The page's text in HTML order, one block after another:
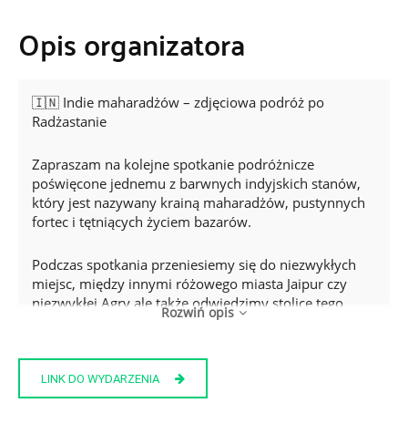
Opis organizatora
🇮🇳 Indie maharadżów – zdjęciowa podróż po
Radżastanie
Zapraszam na kolejne spotkanie podróżnicze
poświęcone jednemu z barwnych indyjskich stanów,
który jest nazywany krainą maharadżów, pustynnych
fortec i tętniących życiem bazarów.
Podczas spotkania przeniesiemy się do niezwykłych
miejsc, między innymi różowego miasta Jaipur czy
niezwykłej Agry ale także odwiedzimy stolicę tego
Pokażę i opowiem o kulturze, tradycji i codziennym
życiu mieszkańców. Razem zajrzymy do kolorowych
świątyń i na tłoczne ulice. Prezentacja połączona
Rozwiń opis
LINK DO WYDARZENIA